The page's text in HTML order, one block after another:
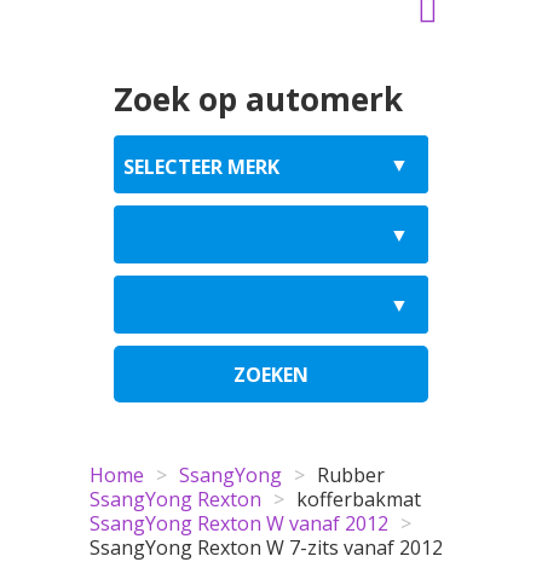
Zoek op automerk
ZOEKEN
Home > SsangYong >
SsangYong Rexton >
SsangYong Rexton W vanaf 2012 >
Rubber
kofferbakmat
SsangYong Rexton W 7-zits vanaf 2012